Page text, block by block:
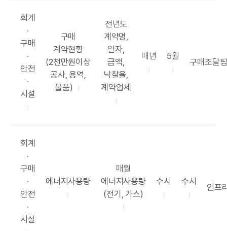
카
고
회계
·
구매
·
안전
·
시설
공
표
목
록
구매
계약현황
(2천만원이상
공사, 용역,
물품)
공
표
항
목
전년도
계약명,
일자,
금액,
낙찰율,
계약업체
공
매년
공
표
5월
부
구매조달팀
카
고
회계
·
구매
·
안전
·
시설
공
에너지사용량
공
표
항
매월
에너지사용량
(전기, 가스)
공
수시
공
수시
부
인프